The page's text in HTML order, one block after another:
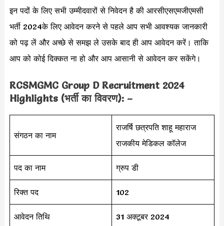
इन पदों के लिए सभी उम्मीदवारों से निवेदन है की आरसीएसएमजीएमसी
भर्ती 2024के लिए आवेदन करने से पहले आप सभी आवश्यक जानकारी
को पढ़ लें और अच्छे से समझ ले उसके बाद ही आप आवेदन करें। ताकि
आप को कोई दिक्कत ना हो और आप आसानी से आवेदन कर सकेंगे।
RCSMGMC Group D Recruitment 2024
Highlights (भर्ती का विवरण): –
संगठन का नाम
राजर्षि छत्रपति शाहू महाराज
राजकीय मेडिकल कॉलेज
पद का नाम ग्रुप डी
रिक्त पद 102
आवेदन तिथि 31 अक्टूबर 2024